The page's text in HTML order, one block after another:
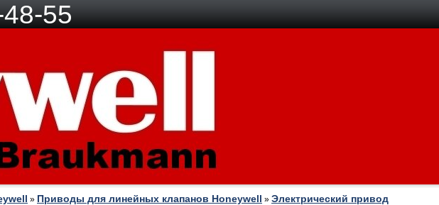
55
» Приводы для линейных клапанов Honeywell » Электрический привод